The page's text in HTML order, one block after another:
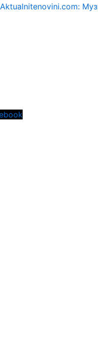
Aktualnitenovini.com:
Menu